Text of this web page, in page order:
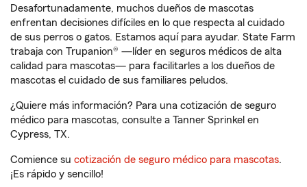
Desafortunadamente, muchos dueños de mascotas
enfrentan decisiones difíciles en lo que respecta al cuidado
de sus perros o gatos. Estamos aquí para ayudar. State Farm
trabaja con Trupanion® —líder en seguros médicos de alta
calidad para mascotas— para facilitarles a los dueños de
mascotas el cuidado de sus familiares peludos.
¿Quiere más información? Para una cotización de seguro
médico para mascotas, consulte a Tanner Sprinkel en
Cypress, TX.
Comience su cotización de seguro médico para mascotas.
¡Es rápido y sencillo!